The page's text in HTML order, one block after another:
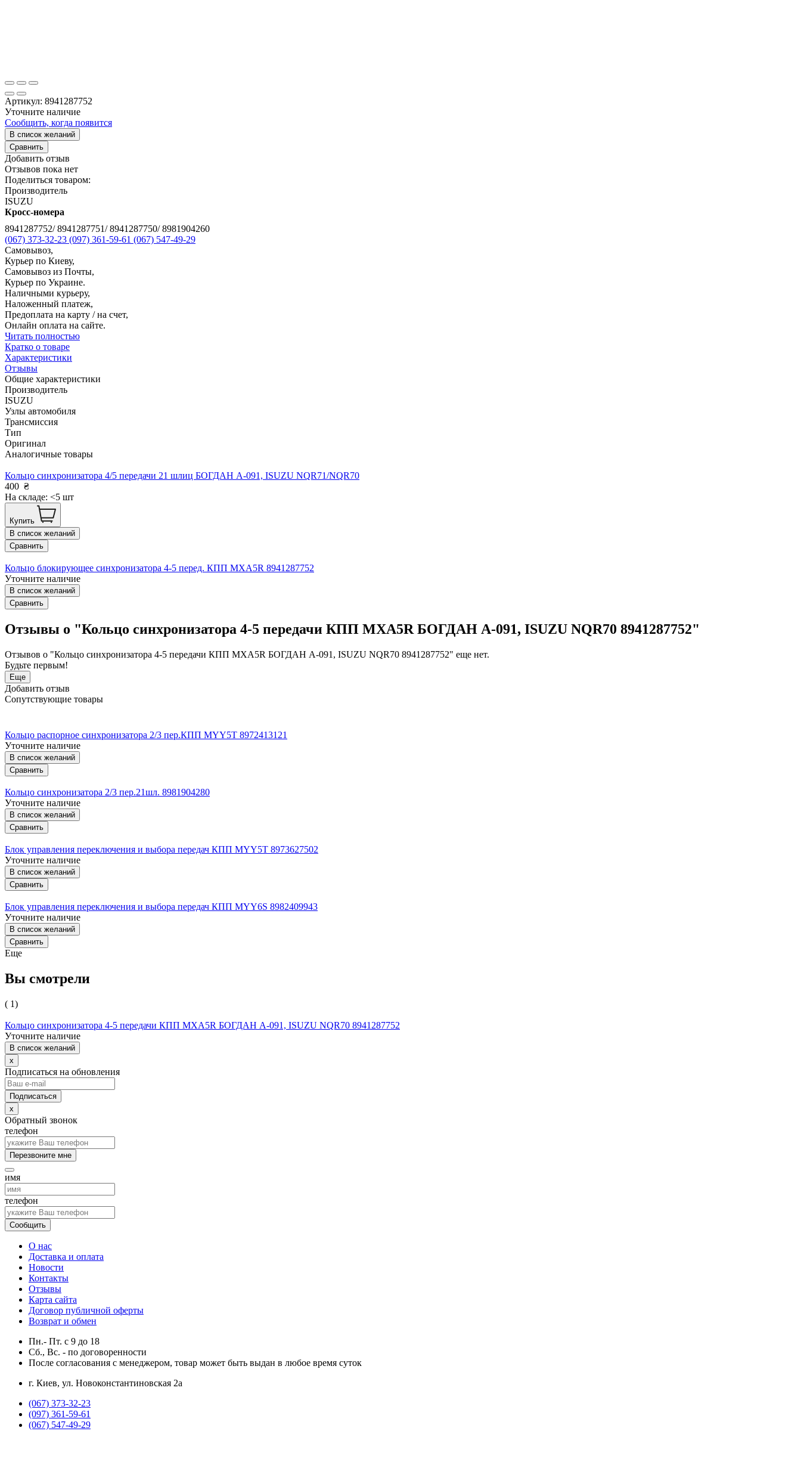
Артикул: 8941287752
Уточните наличие
Сообщить, когда появится
В список желаний
Сравнить
Добавить отзыв
Отзывов пока нет
Поделиться товаром:
Производитель
ISUZU
Кросс-номера
8941287752/ 8941287751/ 8941287750/ 8981904260
(067) 373-32-23 (097) 361-59-61 (067) 547-49-29
Самовывоз,
Курьер по Киеву,
Самовывоз из Почты,
Курьер по Украине.
Наличными курьеру,
Наложенный платеж,
Предоплата на карту / на счет,
Онлайн оплата на сайте.
Читать полностью
Кратко о товаре
Характеристики
Отзывы
Общие характеристики
Производитель
ISUZU
Узлы автомобиля
Трансмиссия
Тип
Оригинал
Аналогичные товары
Кольцо синхронизатора 4/5 передачи 21 шлиц БОГДАН А-091, ISUZU NQR71/NQR70
400 ₴
На складе: <5 шт
Купить
В список желаний
Сравнить
Кольцо блокирующее синхронизатора 4-5 перед. КПП MXA5R 8941287752
Уточните наличие
В список желаний
Сравнить
Отзывы о "Кольцо синхронизатора 4-5 передачи КПП MXA5R БОГДАН А-091, ISUZU NQR70 8941287752"
Отзывов о "Кольцо синхронизатора 4-5 передачи КПП MXA5R БОГДАН А-091, ISUZU NQR70 8941287752" еще нет.
Будьте первым!
Еще
Добавить отзыв
Сопутствующие товары
Кольцо распорное синхронизатора 2/3 пер.КПП MYY5T 8972413121
Уточните наличие
В список желаний
Сравнить
Кольцо синхронизатора 2/3 пер.21шл. 8981904280
Уточните наличие
В список желаний
Сравнить
Блок управления переключения и выбора передач КПП MYY5T 8973627502
Уточните наличие
В список желаний
Сравнить
Блок управления переключения и выбора передач КПП MYY6S 8982409943
Уточните наличие
В список желаний
Сравнить
Еще
Вы смотрели
( 1)
Кольцо синхронизатора 4-5 передачи КПП MXA5R БОГДАН А-091, ISUZU NQR70 8941287752
Уточните наличие
В список желаний
x
Подписаться на обновления
x
Обратный звонок
телефон
Перезвоните мне
имя
телефон
Сообщить
О нас
Доставка и оплата
Новости
Контакты
Отзывы
Карта сайта
Договор публичной оферты
Возврат и обмен
Пн.- Пт. с 9 до 18
Сб., Вс. - по договоренности
После согласования с менеджером, товар может быть выдан в любое время суток
г. Киев, ул. Новоконстантиновская 2а
(067) 373-32-23
(097) 361-59-61
(067) 547-49-29